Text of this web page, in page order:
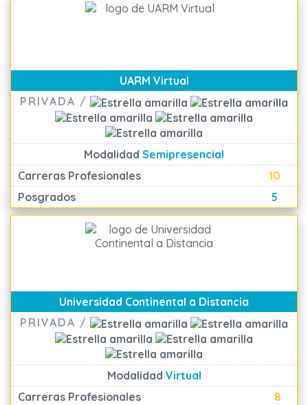
UARM Virtual
PRIVADA /
Modalidad Semipresencial
Carreras Profesionales
10
Posgrados
5
Universidad Continental a Distancia
PRIVADA /
Modalidad Virtual
Carreras Profesionales
8